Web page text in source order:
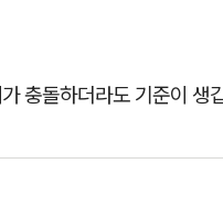
충돌하더라도 기준이 생